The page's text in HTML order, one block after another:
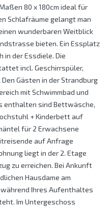
80 x 180cm ideal für
Schlafräume gelangt man
wunderbaren Weitblick
bieten. Ein Essplatz
in der Essdiele. Die
incl. Geschirrspüler,
Gästen in der Strandburg
mit Schwimmbad und
enthalten sind Bettwäsche,
+ Kinderbett auf
für 2 Erwachsene
auf Anfrage
liegt in der 2. Etage
zu erreichen. Bei Ankunft
Hausdame am
Ihres Aufenthaltes
Im Untergeschoss